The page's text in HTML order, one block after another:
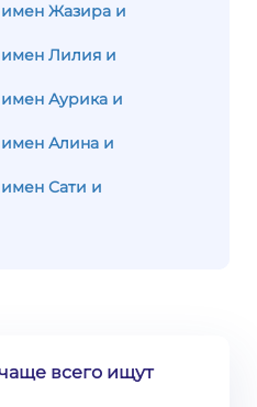
Жазира и
Лилия и
Аурика и
Алина и
Сати и
всего ищут